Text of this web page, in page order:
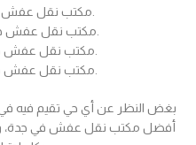
بغض النظر عن أي حي تقيم فيه في
أفضل مكتب نقل عفش في جدة،